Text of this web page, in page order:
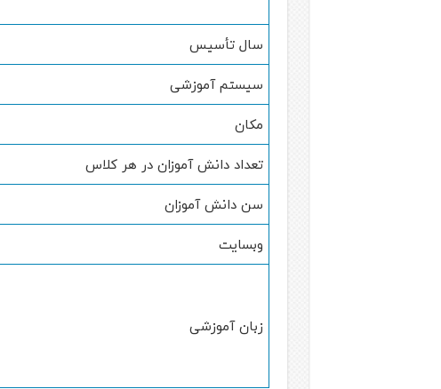
سال تأسیس
سیستم آموزشی
مکان
تعداد دانش آموزان در هر کلاس
سن دانش آموزان
وبسایت
زبان آموزشی